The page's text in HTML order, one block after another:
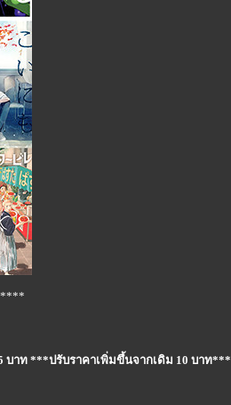
บาท ***ปรับราคาเพิ่มขึ้นจากเดิม 10 บาท***